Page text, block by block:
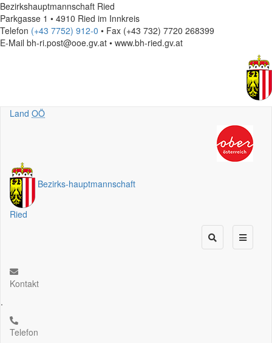
Bezirkshauptmannschaft Ried
Parkgasse 1 • 4910 Ried im Innkreis
Telefon (+43 7752) 912-0 • Fax (+43 732) 7720 268399
E-Mail bh-ri.post@ooe.gv.at • www.bh-ried.gv.at
Land OÖ
Bezirks-hauptmannschaft
Ried
Kontakt
.
Telefon